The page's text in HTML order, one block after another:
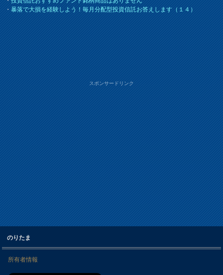
・暴落で大損を経験しよう！毎月分配型投資信託お答えします（１４）
スポンサードリンク
のりたま
所有者情報